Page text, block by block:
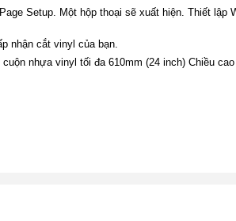
Setup. Một hộp thoại sẽ xuất hiện. Thiết lập
nhận cắt vinyl của bạn.
nhựa vinyl tối đa 610mm (24 inch) Chiều